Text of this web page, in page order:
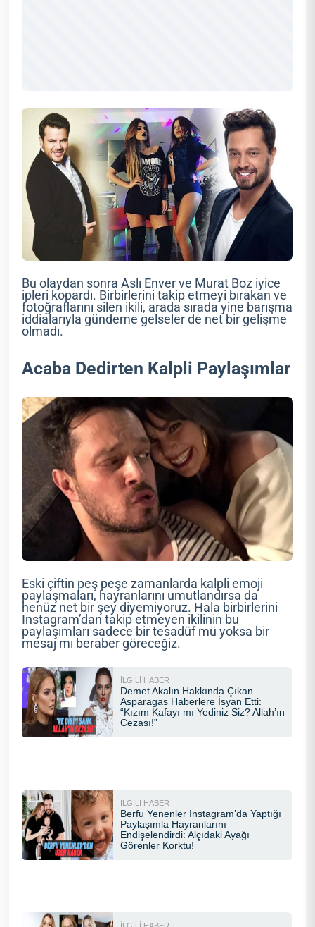
Bu olaydan sonra Aslı Enver ve Murat Boz iyice
ipleri kopardı. Birbirlerini takip etmeyi bırakan ve
fotoğraflarını silen ikili, arada sırada yine barışma
iddialarıyla gündeme gelseler de net bir gelişme
olmadı.
Acaba Dedirten Kalpli Paylaşımlar
Eski çiftin peş peşe zamanlarda kalpli emoji
paylaşmaları, hayranlarını umutlandırsa da
henüz net bir şey diyemiyoruz. Hala birbirlerini
Instagram’dan takip etmeyen ikilinin bu
paylaşımları sadece bir tesadüf mü yoksa bir
mesaj mı beraber göreceğiz.